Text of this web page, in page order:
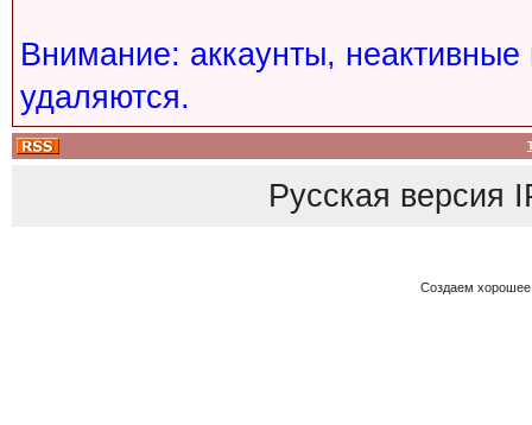
Внимание: аккаунты,
удаляются.
Русская версия
Создаем